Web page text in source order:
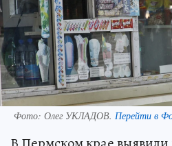
Фото: Олег УКЛАДОВ. Перейти в